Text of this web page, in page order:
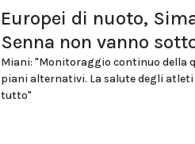
Europei di nuoto,
Senna non vanno
Miani: "Monitoraggio continuo della
piani alternativi. La salute degli atleti
tutto"